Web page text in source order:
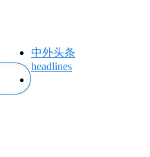
中外头条
headlines